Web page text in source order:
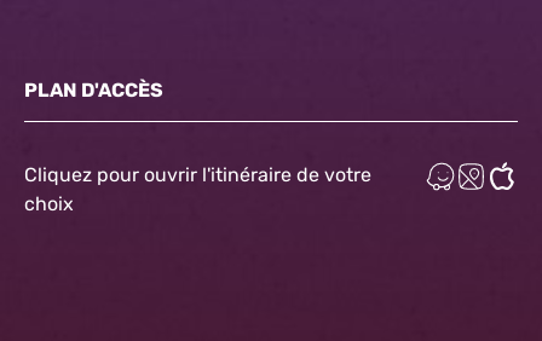
PLAN D'ACCÈS
Cliquez pour ouvrir l'itinéraire de votre
choix